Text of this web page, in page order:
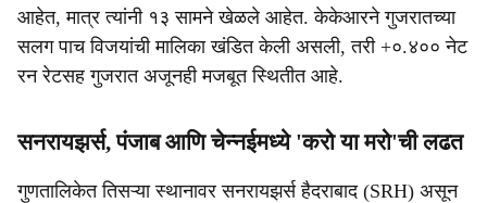
आहेत, मात्र त्यांनी १३ सामने खेळले आहेत. केकेआरने गुजरातच्या
सलग पाच विजयांची मालिका खंडित केली असली, तरी +०.४०० नेट
रन रेटसह गुजरात अजूनही मजबूत स्थितीत आहे.
सनरायझर्स, पंजाब आणि चेन्नईमध्ये 'करो या मरो'ची लढत
गुणतालिकेत तिसऱ्या स्थानावर सनरायझर्स हैदराबाद (SRH) असून